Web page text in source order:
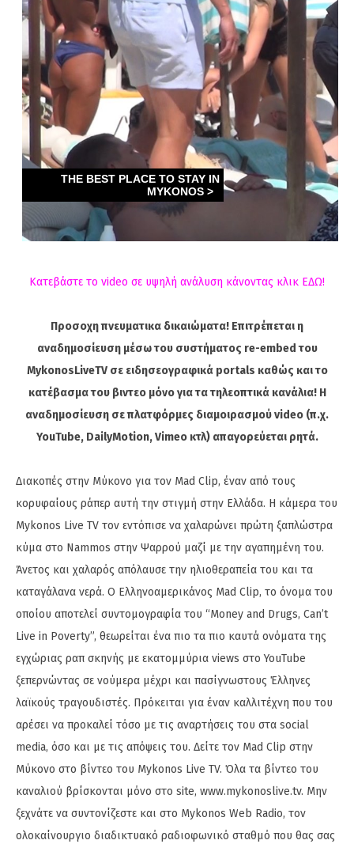
Κατεβάστε το video σε υψηλή ανάλυση κάνοντας κλικ ΕΔΩ!
Προσοχη πνευματικα δικαιώματα! Επιτρέπεται η
αναδημοσίευση μέσω του συστήματος re-embed του
MykonosLiveTV σε ειδησεογραφικά portals καθώς και το
κατέβασμα του βιντεο μόνο για τα τηλεοπτικά κανάλια! Η
αναδημοσίευση σε πλατφόρμες διαμοιρασμού video (π.χ.
YouTube, DailyMotion, Vimeo κτλ) απαγορεύεται ρητά.
Διακοπές στην Μύκονο για τον Mad Clip, έναν από τους
κορυφαίους ράπερ αυτή την στιγμή στην Ελλάδα. Η κάμερα του
Mykonos Live TV τον εντόπισε να χαλαρώνει πρώτη ξαπλώστρα
κύμα στο Nammos στην Ψαρρού μαζί με την αγαπημένη του.
Άνετος και χαλαρός απόλαυσε την ηλιοθεραπεία του και τα
καταγάλανα νερά. O Ελληνοαμερικάνος Mad Clip, το όνομα του
οποίου αποτελεί συντομογραφία του “Money and Drugs, Can’t
Live in Poverty”, θεωρείται ένα πιο τα πιο καυτά ονόματα της
εγχώριας ραπ σκηνής με εκατομμύρια views στο YouTube
ξεπερνώντας σε νούμερα μέχρι και πασίγνωστους Έλληνες
λαϊκούς τραγουδιστές. Πρόκειται για έναν καλλιτέχνη που του
αρέσει να προκαλεί τόσο με τις αναρτήσεις του στα social
media, όσο και με τις απόψεις του. Δείτε τον Mad Clip στην
Μύκονο στο βίντεο του Mykonos Live TV. Όλα τα βίντεο του
καναλιού βρίσκονται μόνο στο site, www.mykonoslive.tv. Μην
ξεχνάτε να συντονίζεστε και στο Mykonos Web Radio, τον
ολοκαίνουργιο διαδικτυακό ραδιοφωνικό σταθμό που θας σας